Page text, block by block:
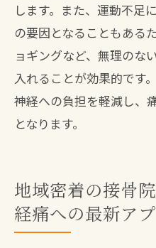
します。また、運動不足
の要因となることもある
ョギングなど、無理のな
入れることが効果的です
神経への負担を軽減し、
となります。
地域密着の接骨
経痛への最新ア